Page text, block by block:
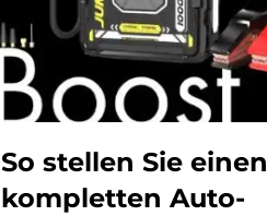
So stellen Sie einen
kompletten Auto-